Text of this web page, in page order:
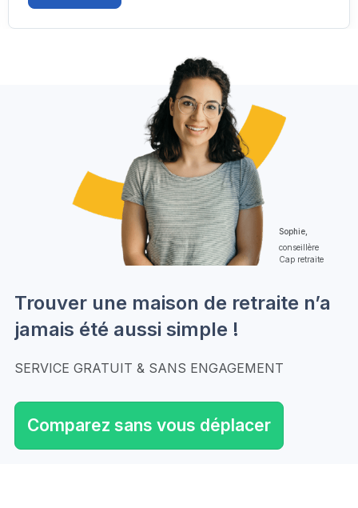
Sophie,
conseillère
Cap retraite
Trouver une maison de retraite n’a
jamais été aussi simple !
SERVICE GRATUIT & SANS ENGAGEMENT
Comparez sans vous déplacer